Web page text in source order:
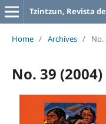
Tzintzun, Revista
Home / Archives / No.
No. 39 (2004)